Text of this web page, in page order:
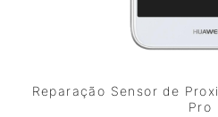
Reparação Sensor de
Pro